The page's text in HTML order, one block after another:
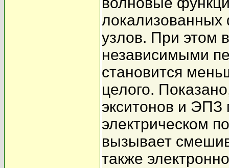
локализованных
узлов. При этом
независимыми
становится
целого.
экситонов и ЭПЗ
электрическом
вызывает
также